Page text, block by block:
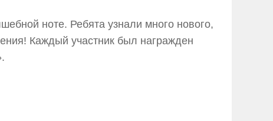
ноте. Ребята узнали много нового,
Каждый участник был награжден